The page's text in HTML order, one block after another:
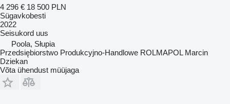
4 296 € 18 500 PLN
Sügavkobesti
2022
Seisukord uus
Poola, Słupia
Przedsiębiorstwo Produkcyjno-Handlowe ROLMAPOL Marcin
Dziekan
Võta ühendust müüjaga